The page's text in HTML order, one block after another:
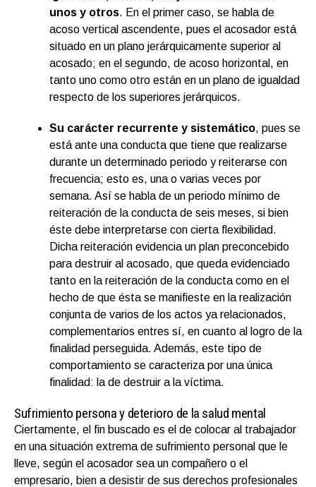
unos y otros. En el primer caso, se habla de
acoso vertical ascendente, pues el acosador está
situado en un plano jerárquicamente superior al
acosado; en el segundo, de acoso horizontal, en
tanto uno como otro están en un plano de igualdad
respecto de los superiores jerárquicos.
Su carácter recurrente y sistemático, pues se
está ante una conducta que tiene que realizarse
durante un determinado periodo y reiterarse con
frecuencia; esto es, una o varias veces por
semana. Así se habla de un periodo mínimo de
reiteración de la conducta de seis meses, si bien
éste debe interpretarse con cierta flexibilidad.
Dicha reiteración evidencia un plan preconcebido
para destruir al acosado, que queda evidenciado
tanto en la reiteración de la conducta como en el
hecho de que ésta se manifieste en la realización
conjunta de varios de los actos ya relacionados,
complementarios entres sí, en cuanto al logro de la
finalidad perseguida. Además, este tipo de
comportamiento se caracteriza por una única
finalidad: la de destruir a la víctima.
Sufrimiento persona y deterioro de la salud mental
Ciertamente, el fin buscado es el de colocar al trabajador
en una situación extrema de sufrimiento personal que le
lleve, según el acosador sea un compañero o el
empresario, bien a desistir de sus derechos profesionales